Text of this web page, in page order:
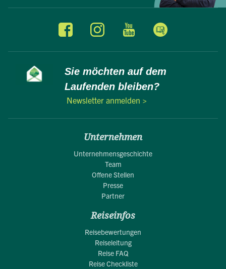
Sie möchten auf dem
Laufenden bleiben?
Newsletter anmelden >
Unternehmen
Unternehmensgeschichte
Team
Offene Stellen
Presse
Partner
Reiseinfos
Reisebewertungen
Reiseleitung
Reise FAQ
Reise Checkliste